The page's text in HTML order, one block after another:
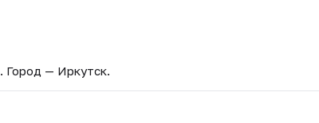
. Город — Иркутск.